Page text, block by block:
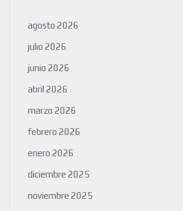
agosto 2026
julio 2026
junio 2026
abril 2026
marzo 2026
febrero 2026
enero 2026
diciembre 2025
noviembre 2025